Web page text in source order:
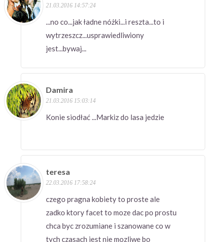
21.03.2016 14:57:24
...no co...jak ładne nóżki...i reszta...to i
wytrzeszcz...usprawiedliwiony
jest...bywaj...
Damira
21.03.2016 15:03:14
Konie siodłać ...Markiz do lasa jedzie
teresa
22.03.2016 17:58:24
czego pragna kobiety to proste ale
zadko ktory facet to moze dac po prostu
chca byc zrozumiane i szanowane co w
tych czasach jest nie mozliwe bo